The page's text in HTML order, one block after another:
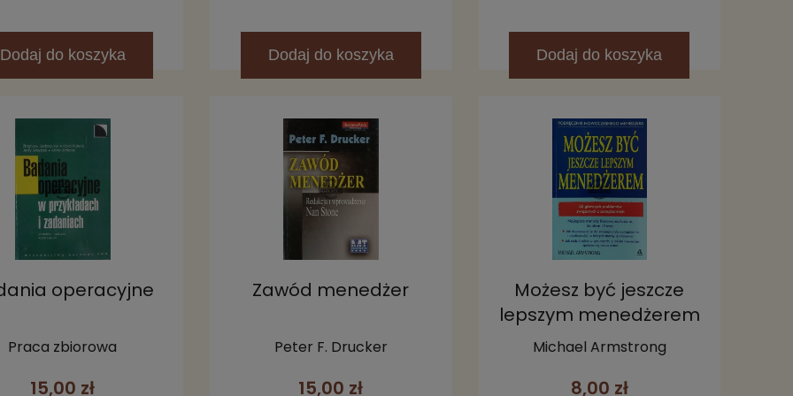
Dodaj do koszyka Dodaj do koszyka Dodaj do koszyka
operacyjne
Praca zbiorowa
15,00 zł
Zawód menedżer
Peter F. Drucker
15,00 zł
Możesz być jeszcze
lepszym menedżerem
Michael Armstrong
8,00 zł